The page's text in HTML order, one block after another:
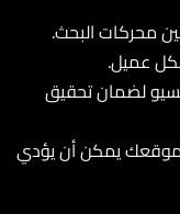
لضمان تحقيق
يمكن أن يؤدي